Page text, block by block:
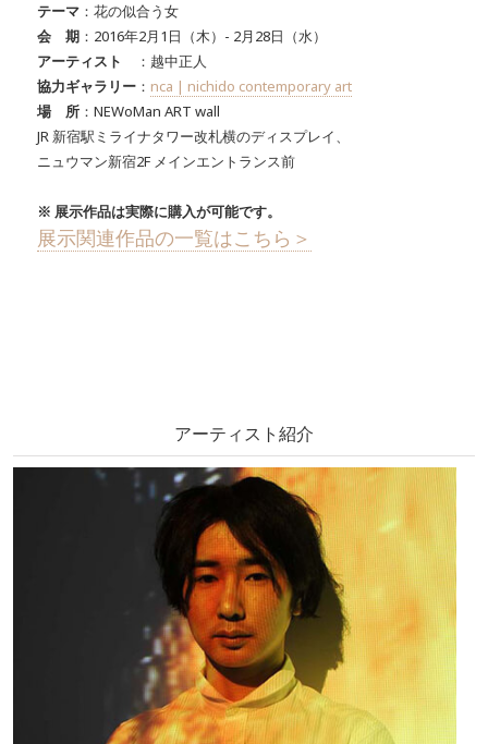
テーマ ：花の似合う女
会 期 ：2016年2月1日（木）- 2月28日（水）
アーティスト
：越中正人
協力ギャラリー ： nca | nichido contemporary art
場 所 ：NEWoMan ART wall
JR 新宿駅ミライナタワー改札横のディスプレイ、
ニュウマン新宿2F メインエントランス前
※ 展示作品は実際に購入が可能です。
展示関連作品の一覧はこちら＞
アーティスト紹介